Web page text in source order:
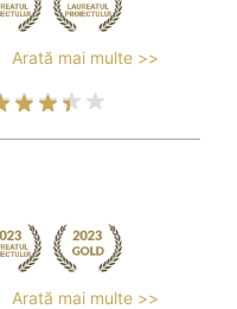
Arată mai multe >>
Arată mai multe >>